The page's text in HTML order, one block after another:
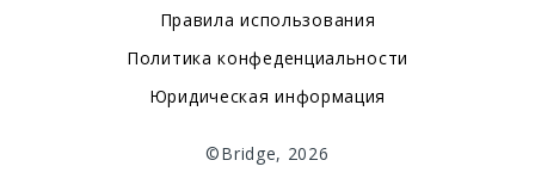
Правила использования
Политика конфеденциальности
Юридическая информация
©Bridge, 2026